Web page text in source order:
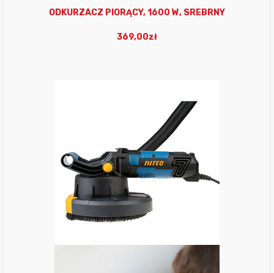
ODKURZACZ PIORĄCY, 1600 W, SREBRNY
369,00zł